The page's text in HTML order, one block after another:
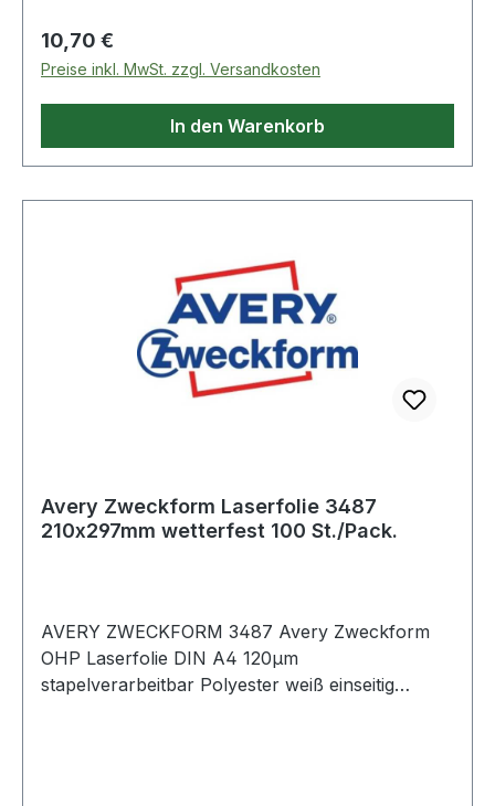
Regulärer Preis:
10,70 €
Preise inkl. MwSt. zzgl. Versandkosten
In den Warenkorb
Avery Zweckform Laserfolie 3487
210x297mm wetterfest 100 St./Pack.
AVERY ZWECKFORM 3487 Avery Zweckform
OHP Laserfolie DIN A4 120µm
stapelverarbeitbar Polyester weiß einseitig